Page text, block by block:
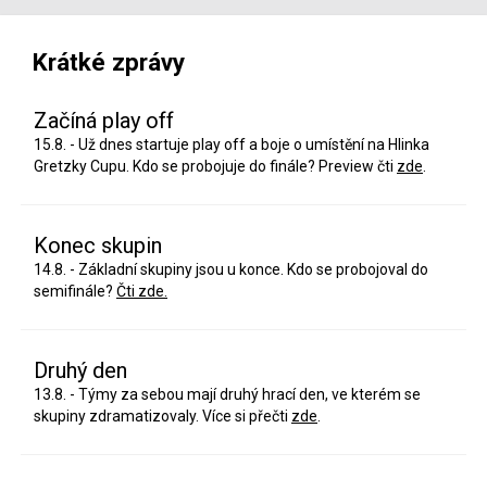
Krátké zprávy
Začíná play off
15.8. - Už dnes startuje play off a boje o umístění na Hlinka
Gretzky Cupu. Kdo se probojuje do finále? Preview čti zde
Konec skupin
14.8. - Základní skupiny jsou u konce. Kdo se probojoval do
semifinále? Čti zde.
Druhý den
13.8. - Týmy za sebou mají druhý hrací den, ve kterém se
skupiny zdramatizovaly. Více si přečti zde